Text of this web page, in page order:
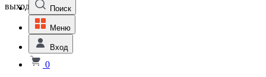
выходной
Поиск
Меню
Вход
0